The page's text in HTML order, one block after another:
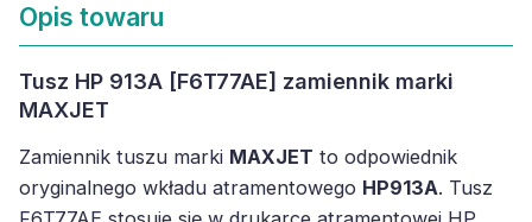
Opis towaru
Tusz HP 913A [F6T77AE] zamiennik marki
MAXJET
Zamiennik tuszu marki MAXJET to odpowiednik
oryginalnego wkładu atramentowego HP913A. Tusz